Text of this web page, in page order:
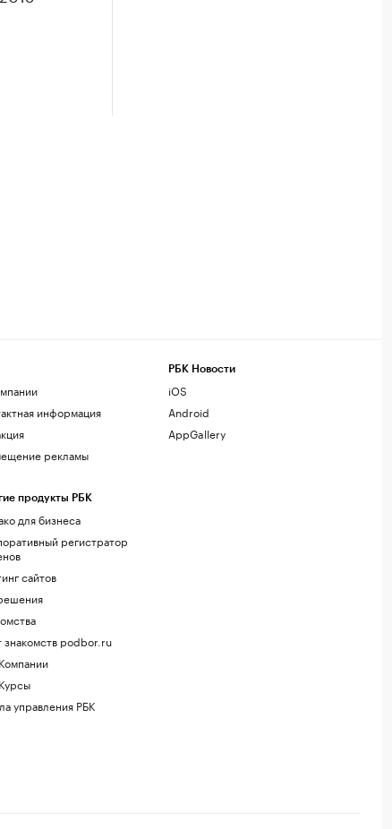
информация
рекламы
продукты РБК
для бизнеса
регистратор
сайтов
знакомств podbor.ru
управления РБК
РБК Новости
iOS
Android
AppGallery